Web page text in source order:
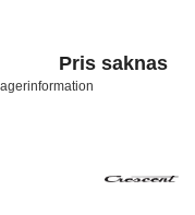
Pris saknas